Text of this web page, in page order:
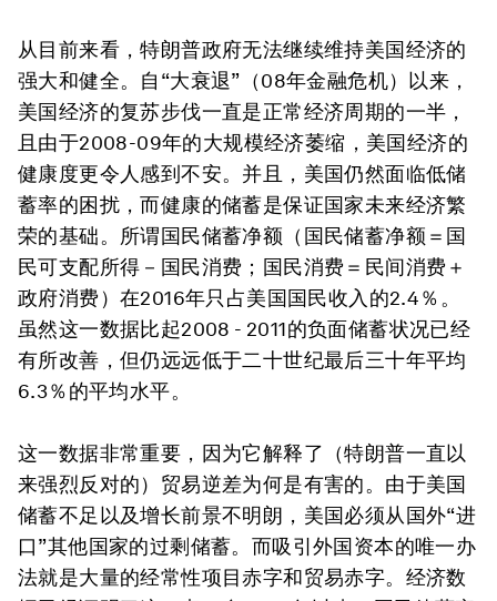
从目前来看，特朗普政府无法继续维持美国经济的
强大和健全。自“大衰退”（08年金融危机）以来，
美国经济的复苏步伐一直是正常经济周期的一半，
且由于2008-09年的大规模经济萎缩，美国经济的
健康度更令人感到不安。并且，美国仍然面临低储
蓄率的困扰，而健康的储蓄是保证国家未来经济繁
荣的基础。所谓国民储蓄净额（国民储蓄净额＝国
民可支配所得－国民消费；国民消费＝民间消费＋
政府消费）在2016年只占美国国民收入的2.4％。
虽然这一数据比起2008 - 2011的负面储蓄状况已经
有所改善，但仍远远低于二十世纪最后三十年平均
6.3％的平均水平。
这一数据非常重要，因为它解释了（特朗普一直以
来强烈反对的）贸易逆差为何是有害的。由于美国
储蓄不足以及增长前景不明朗，美国必须从国外“进
口”其他国家的过剩储蓄。而吸引外国资本的唯一办
法就是大量的经常性项目赤字和贸易赤字。经济数